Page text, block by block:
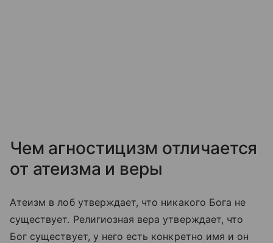
Чем агностицизм отличается
от атеизма и веры
Атеизм в лоб утверждает, что никакого Бога не
существует. Религиозная вера утверждает, что
Бог существует, у него есть конкретно имя и он